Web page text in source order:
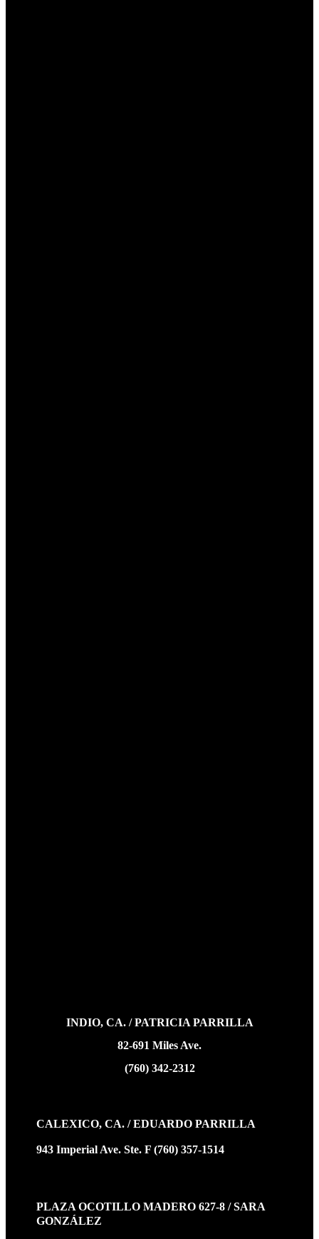
INDIO, CA. / PATRICIA PARRILLA
82-691 Miles Ave.
(760) 342-2312
CALEXICO, CA. / EDUARDO PARRILLA
943 Imperial Ave. Ste. F (760) 357-1514
PLAZA OCOTILLO MADERO 627-8 / SARA
GONZÁLEZ